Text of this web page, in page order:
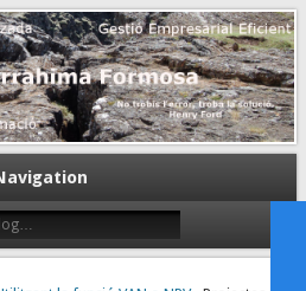
de la PyME
financiera externalizada.